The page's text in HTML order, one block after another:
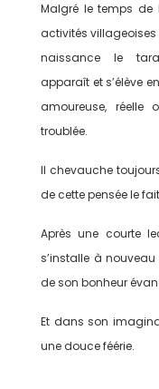
Malgré le temps de
activités
naissance le
apparaît et s’élève
amoureuse,
troublée.
Il chevauche
de cette pensée le
Après une courte
s’installe à
de son bonheur
Et dans son
une douce féérie.